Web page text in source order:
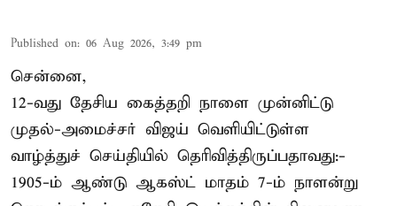
Published on: 06 Aug 2026, 3:49 pm
சென்னை,
12-வது தேசிய கைத்தறி நாளை முன்னிட்டு
முதல்-அமைச்சர் விஜய் வெளியிட்டுள்ள
வாழ்த்துச் செய்தியில் தெரிவித்திருப்பதாவது:-
1905-ம் ஆண்டு ஆகஸ்ட் மாதம் 7-ம் நாளன்று